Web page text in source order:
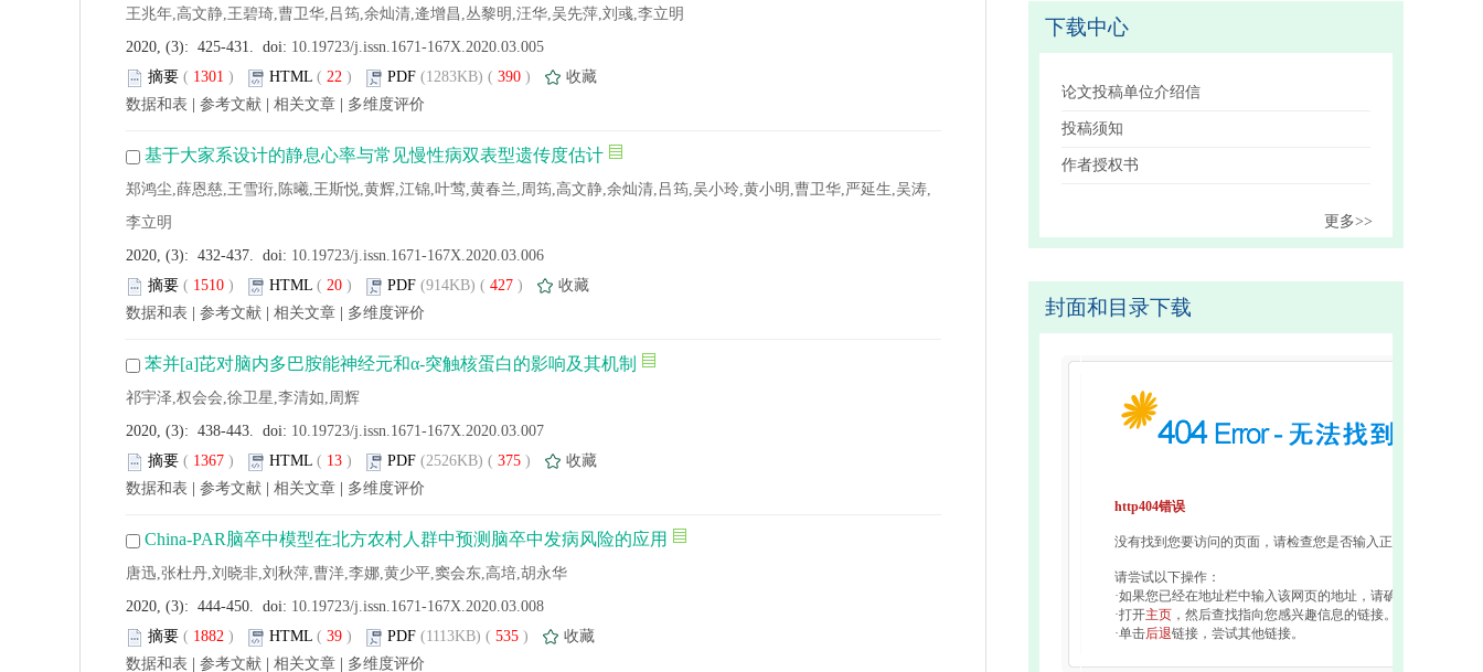
王兆年,高文静,王碧琦,曹卫华,吕筠,余灿清,逄增昌,丛黎明,汪华,吴先萍,刘彧,李立明
2020, (3): 425-431. doi: 10.19723/j.issn.1671-167X.2020.03.005
摘要 ( 1301 ) HTML ( 22 ) PDF (1283KB) ( 390 )
收藏
数据和表
参考文献 相关文章 多维度评价
基于大家系设计的静息心率与常见慢性病双表型遗传度估计
郑鸿尘,薛恩慈,王雪珩,陈曦,王斯悦,黄辉,江锦,叶莺,黄春兰,周筠,高文静,余灿清,吕筠,吴小玲,黄小明,曹卫华,严延生,吴涛,
李立明
2020, (3): 432-437. doi: 10.19723/j.issn.1671-167X.2020.03.006
摘要 ( 1510 ) HTML ( 20 ) PDF (914KB) ( 427 )
收藏
数据和表
参考文献 相关文章 多维度评价
苯并[a]芘对脑内多巴胺能神经元和α-突触核蛋白的影响及其机制
祁宇泽,权会会,徐卫星,李清如,周辉
2020, (3): 438-443. doi: 10.19723/j.issn.1671-167X.2020.03.007
摘要 ( 1367 ) HTML ( 13 ) PDF (2526KB) ( 375 )
收藏
数据和表
参考文献 相关文章 多维度评价
China-PAR脑卒中模型在北方农村人群中预测脑卒中发病风险的应用
唐迅,张杜丹,刘晓非,刘秋萍,曹洋,李娜,黄少平,窦会东,高培,胡永华
2020, (3): 444-450. doi: 10.19723/j.issn.1671-167X.2020.03.008
摘要 ( 1882 ) HTML ( 39 ) PDF (1113KB) ( 535 )
收藏
数据和表
参考文献 相关文章 多维度评价
下载中心
论文投稿单位介绍信
投稿须知
作者授权书
更多>>
封面和目录下载
http404错误
没有找到您要访问的页面，请检查您是否输入正确url。
请尝试以下操作：
·如果您已经在地址栏中输入该网页的地址，请确认其拼写正确
·打开主页 ，然后查找指向您感兴趣信息的链接。
·单击后退链接，尝试其他链接。